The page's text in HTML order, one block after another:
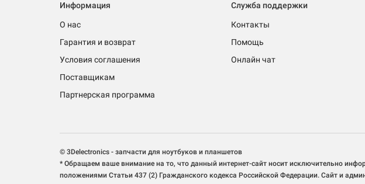
Информация
О нас
Гарантия и возврат
Условия соглашения
Поставщикам
Партнерская программа
Служба поддержки
Контакты
Помощь
Онлайн чат
© 3Delectronics - запчасти для ноутбуков и планшетов
* Обращаем ваше внимание на то, что данный интернет-сайт носит исключительно
положениями Статьи 437 (2) Гражданского кодекса Российской Федерации. Сайт и